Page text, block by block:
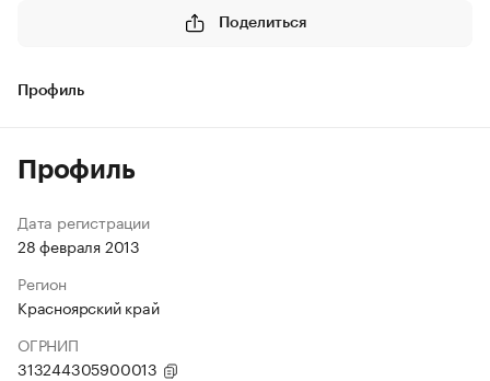
Поделиться
Профиль
Профиль
Дата регистрации
28 февраля 2013
Регион
Красноярский край
ОГРНИП
313244305900013